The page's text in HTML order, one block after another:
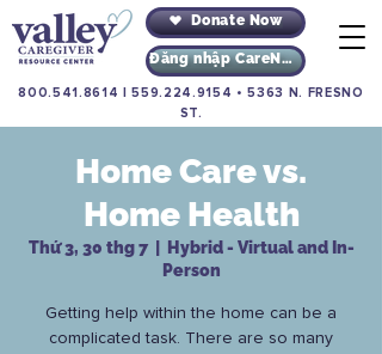
Donate Now
Đăng nhập CareNav
800.541.8614 |559.224.9154 •5363 N. FRESNO
ST.
Home Care vs.
Home Health
Thứ 3, 30 thg 7
  |
Hybrid - Virtual and In-
Person
Getting help within the home can be a
complicated task. There are so many